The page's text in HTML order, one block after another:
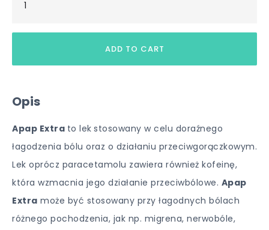
Opis
Apap Extra to lek stosowany w celu doraźnego
łagodzenia bólu oraz o działaniu przeciwgorączkowym.
Lek oprócz paracetamolu zawiera również kofeinę,
która wzmacnia jego działanie przeciwbólowe. Apap
Extra może być stosowany przy łagodnych bólach
różnego pochodzenia, jak np. migrena, nerwobóle,